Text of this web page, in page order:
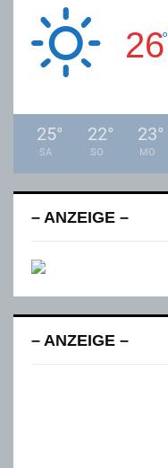
26°
25°
SA
22°
SO
23°
MO
– ANZEIGE –
– ANZEIGE –